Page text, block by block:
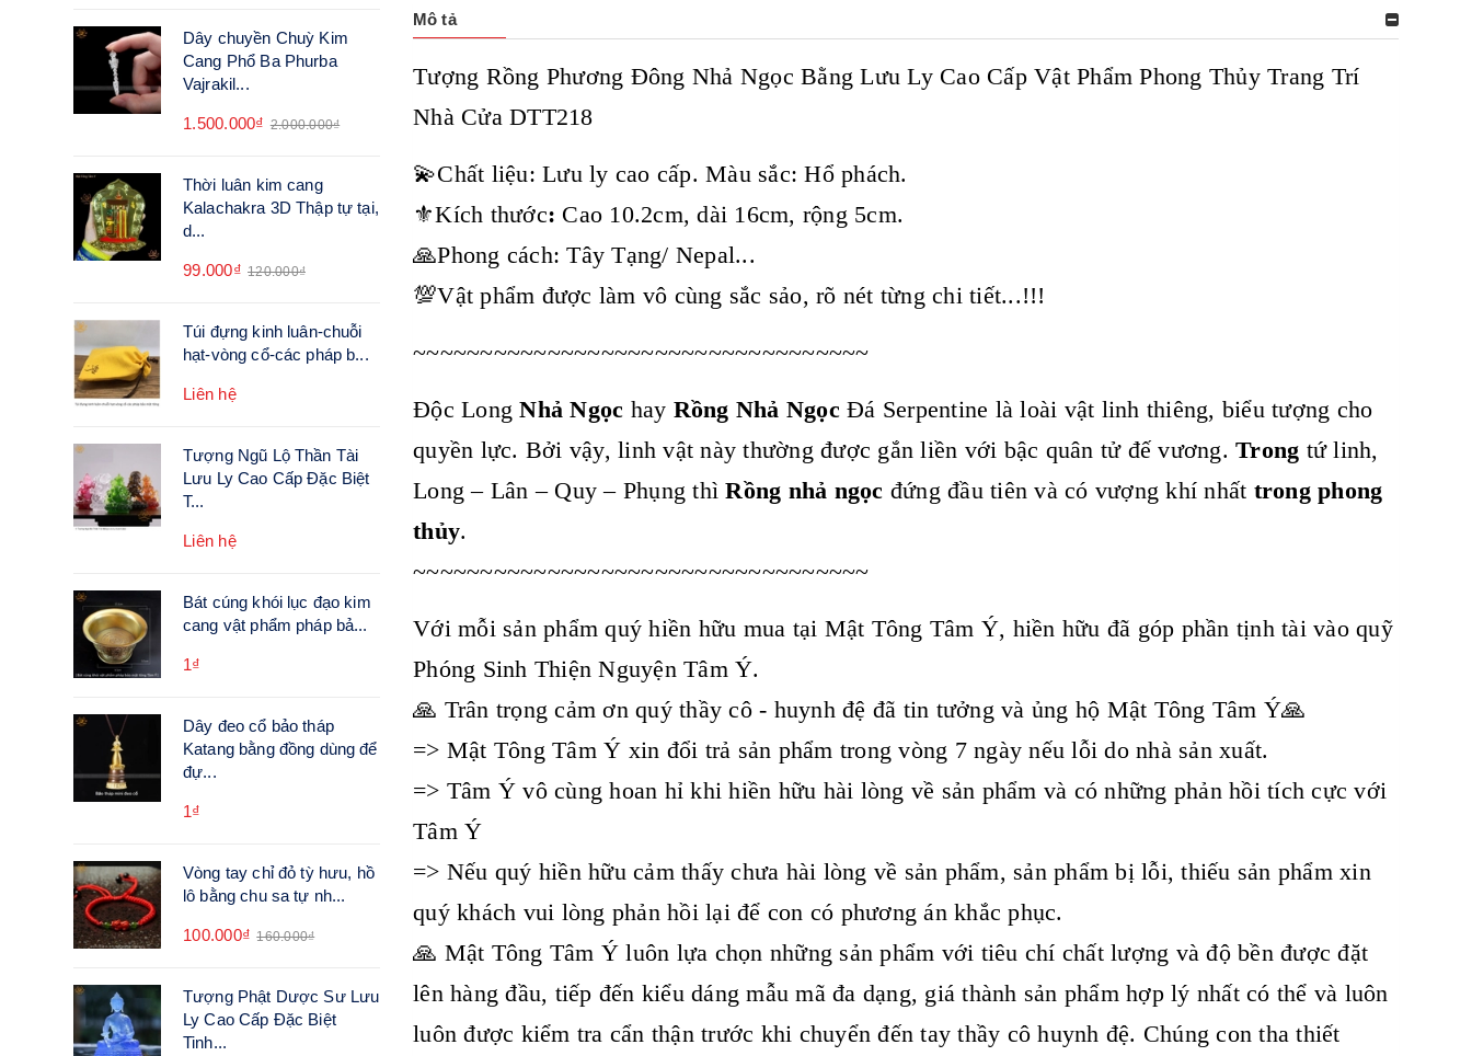
Dây chuyền Chuỳ Kim
Cang Phổ Ba Phurba
Vajrakil...
1.500.000₫ 2.000.000₫
Thời luân kim cang
Kalachakra 3D Thập tự tại,
d...
99.000₫ 120.000₫
Túi đựng kinh luân-chuỗi
hạt-vòng cổ-các pháp b...
Liên hệ
Tượng Ngũ Lộ Thần Tài
Lưu Ly Cao Cấp Đặc Biệt
T...
Liên hệ
Bát cúng khói lục đạo kim
cang vật phẩm pháp bả...
1₫
Dây đeo cổ bảo tháp
Katang bằng đồng dùng để
đự...
1₫
Vòng tay chỉ đỏ tỳ hưu, hồ
lô bằng chu sa tự nh...
100.000₫ 160.000₫
Tượng Phật Dược Sư Lưu
Ly Cao Cấp Đặc Biệt
Tinh...
Mô tả
Tượng Rồng Phương Đông Nhả Ngọc Bằng Lưu Ly Cao Cấp Vật Phẩm Phong Thủy Trang Trí
Nhà Cửa DTT218
💫Chất liệu: Lưu ly cao cấp. Màu sắc: Hổ phách.
⚜️Kích thước: Cao 10.2cm, dài 16cm, rộng 5cm.
🙏Phong cách: Tây Tạng/ Nepal...
💯Vật phẩm được làm vô cùng sắc sảo, rõ nét từng chi tiết...!!!
~~~~~~~~~~~~~~~~~~~~~~~~~~~~~~~~~~
Độc LongNhả Ngọc hay Rồng Nhả NgọcĐá Serpentine là loài vật linh thiêng, biểu tượng cho
quyền lực. Bởi vậy, linh vật này thường được gắn liền với bậc quân tử đế vương. Trong tứ linh,
Long – Lân – Quy – Phụng thìRồng nhả ngọc đứng đầu tiên và có vượng khí nhất trong phong
thủy.
~~~~~~~~~~~~~~~~~~~~~~~~~~~~~~~~~~
Với mỗi sản phẩm quý hiền hữu mua tại Mật Tông Tâm Ý, hiền hữu đã góp phần tịnh tài vào quỹ
Phóng Sinh Thiện Nguyện Tâm Ý.
🙏 Trân trọng cảm ơn quý thầy cô - huynh đệ đã tin tưởng và ủng hộ Mật Tông Tâm Ý🙏
=> Mật Tông Tâm Ý xin đổi trả sản phẩm trong vòng 7 ngày nếu lỗi do nhà sản xuất.
=> Tâm Ý vô cùng hoan hỉ khi hiền hữu hài lòng về sản phẩm và có những phản hồi tích cực với
Tâm Ý
=> Nếu quý hiền hữu cảm thấy chưa hài lòng về sản phẩm, sản phẩm bị lỗi, thiếu sản phẩm xin
quý khách vui lòng phản hồi lại để con có phương án khắc phục.
🙏 Mật Tông Tâm Ý luôn lựa chọn những sản phẩm với tiêu chí chất lượng và độ bền được đặt
lên hàng đầu, tiếp đến kiểu dáng mẫu mã đa dạng, giá thành sản phẩm hợp lý nhất có thể và luôn
luôn được kiểm tra cẩn thận trước khi chuyển đến tay thầy cô huynh đệ. Chúng con tha thiết